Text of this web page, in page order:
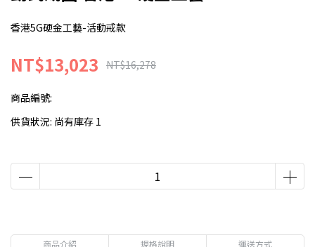
香港5G硬金工藝-活動戒款
NT$13,023 NT$16,278
商品編號:
供貨狀況: 尚有庫存 1
商品介紹 規格說明 運送方式